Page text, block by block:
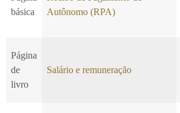
básica
Autônomo (RPA)
Página
de
livro
Salário e remuneração